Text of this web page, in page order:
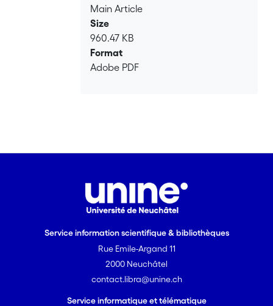
Main Article
Size
960.47 KB
Format
Adobe PDF
Service information scientifique & bibliothèques
Rue Emile-Argand 11
2000 Neuchâtel
contact.libra@unine.ch
Service informatique et télématique